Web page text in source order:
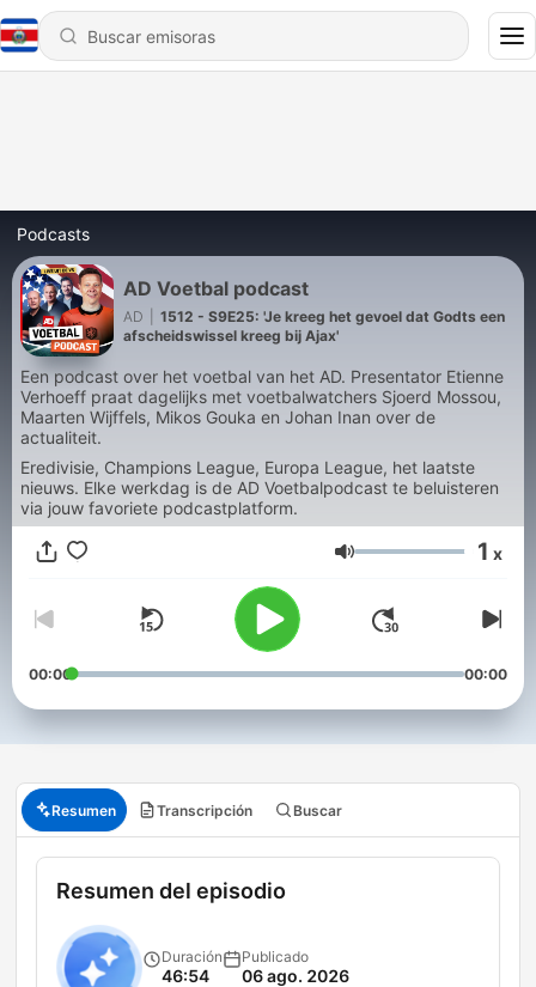
Podcasts
AD Voetbal podcast
AD
1512 - S9E25: 'Je kreeg het gevoel dat Godts een
afscheidswissel kreeg bij Ajax'
Een podcast over het voetbal van het AD. Presentator Etienne
Verhoeff praat dagelijks met voetbalwatchers Sjoerd Mossou,
Maarten Wijffels, Mikos Gouka en Johan Inan over de
actualiteit.
Eredivisie, Champions League, Europa League, het laatste
nieuws. Elke werkdag is de AD Voetbalpodcast te beluisteren
via jouw favoriete podcastplatform.
Volumen 1 x
00:00 00:00
Resumen Transcripción Buscar
Resumen del episodio
Duración
46:54
Publicado
06 ago. 2026